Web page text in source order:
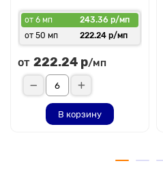
от 6 мп
243.36 р/мп
от 50 мп
222.24 р/мп
от 222.24 р/мп
В корзину